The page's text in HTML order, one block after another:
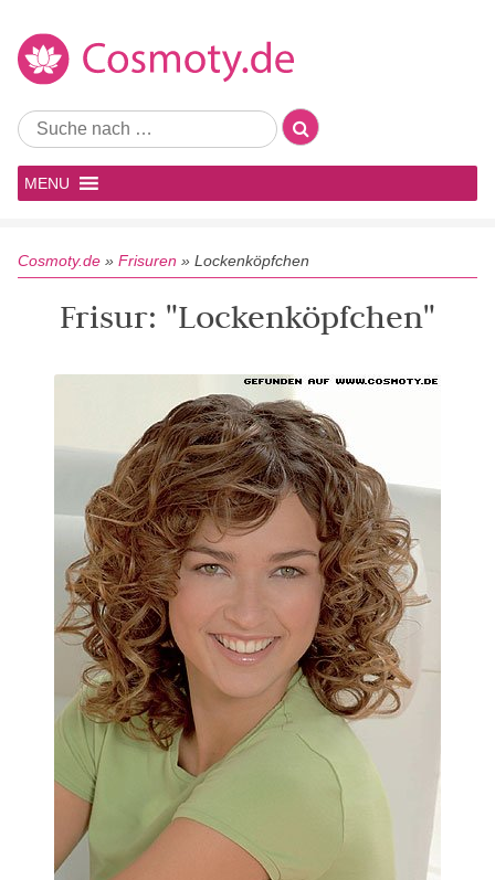
MENU
Cosmoty.de » Frisuren » Lockenköpfchen
Frisur: "Lockenköpfchen"